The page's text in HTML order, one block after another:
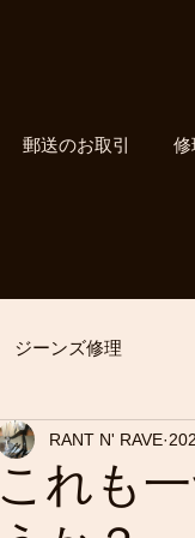
郵送のお取引
ジーンズ修理
これも
RANT N' RAVE